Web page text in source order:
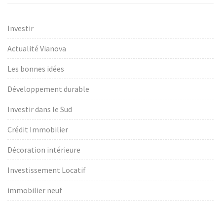
Investir
Actualité Vianova
Les bonnes idées
Développement durable
Investir dans le Sud
Crédit Immobilier
Décoration intérieure
Investissement Locatif
immobilier neuf